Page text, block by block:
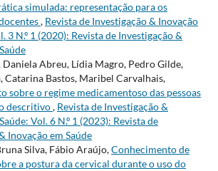
simulada: representação para os
, Revista de Investigação & Inovação
3 N.º 1 (2020): Revista de Investigação &
Daniela Abreu, Lídia Magro, Pedro Gilde,
Catarina Bastos, Maribel Carvalhais,
sobre o regime medicamentoso das pessoas
descritivo, Revista de Investigação &
Vol. 6 N.º 1 (2023): Revista de
Inovação em Saúde
Silva, Fábio Araújo,Conhecimento de
a postura da cervical durante o uso do